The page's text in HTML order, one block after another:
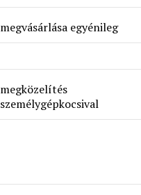
megvásárlása egyénileg
megközelítés
személygépkocsival